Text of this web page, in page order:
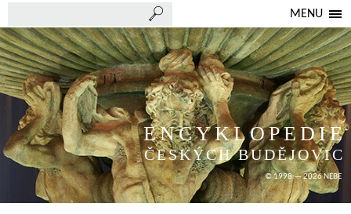
MENU
ENCYKLOPEDIE
ČESKÝCH BUDĚJOVIC
© 1998 — 2026 NEBE